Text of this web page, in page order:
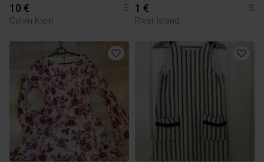
10 €
S
Calvin Klein
1 €
S
River Island